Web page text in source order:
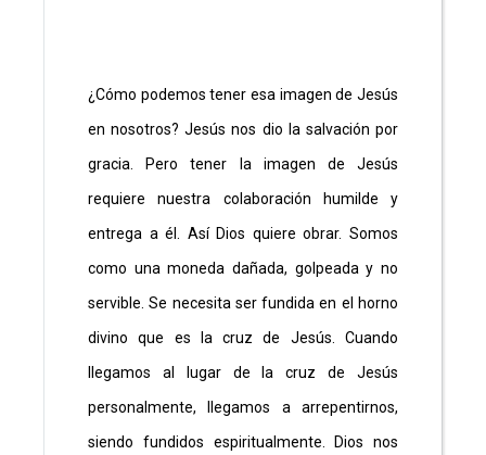
¿Cómo podemos tener esa imagen de Jesús
en nosotros? Jesús nos dio la salvación por
gracia. Pero tener la imagen de Jesús
requiere nuestra colaboración humilde y
entrega a él. Así Dios quiere obrar. Somos
como una moneda dañada, golpeada y no
servible. Se necesita ser fundida en el horno
divino que es la cruz de Jesús. Cuando
llegamos al lugar de la cruz de Jesús
personalmente, llegamos a arrepentirnos,
siendo fundidos espiritualmente. Dios nos